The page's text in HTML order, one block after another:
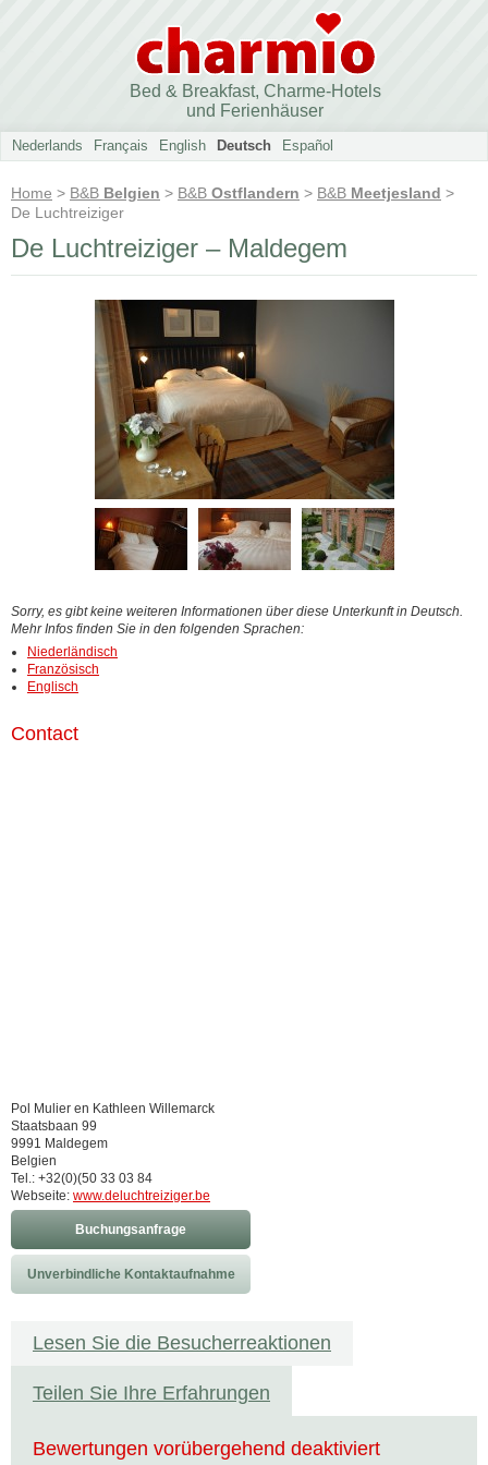
Bed & Breakfast, Charme-Hotels
und Ferienhäuser
Nederlands Français English Deutsch Español
Home > B&B Belgien > B&B Ostflandern > B&B Meetjesland >
De Luchtreiziger
De Luchtreiziger – Maldegem
Sorry, es gibt keine weiteren Informationen über diese Unterkunft in Deutsch.
Mehr Infos finden Sie in den folgenden Sprachen:
Niederländisch
Französisch
Englisch
Contact
Pol Mulier en Kathleen Willemarck
Staatsbaan 99
9991 Maldegem
Belgien
Tel.: +32(0)(50 33 03 84
Webseite: www.deluchtreiziger.be
Buchungsanfrage
Unverbindliche Kontaktaufnahme
Lesen Sie die Besucherreaktionen
Teilen Sie Ihre Erfahrungen
Bewertungen vorübergehend deaktiviert